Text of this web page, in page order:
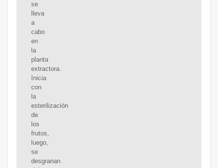
se
lleva
a
cabo
en
la
planta
extractora.
Inicia
con
la
esterilización
de
los
frutos,
luego,
se
desgranan